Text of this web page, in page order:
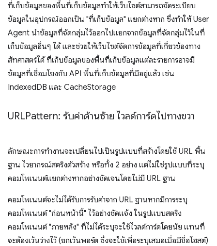
ที่เก็บข้อมูลของพื้นที่เก็บข้อมูลทำให้เว็บไซต์สามารถจัดระเบียบ
ข้อมูลในอุปกรณ์ออกเป็น "ที่เก็บข้อมูล" แยกต่างหาก ซึ่งทำให้ User
Agent นำข้อมูลที่จัดกลุ่มไว้ออกไปแยกจากข้อมูลที่จัดกลุ่มไว้ในที่
เก็บข้อมูลอื่นๆ ได้ และช่วยให้เว็บไซต์จัดการข้อมูลที่เกี่ยวข้องทาง
สัทศาสตร์ได้ ที่เก็บข้อมูลของพื้นที่เก็บข้อมูลแต่ละรายการอาจมี
ข้อมูลที่เชื่อมโยงกับ API พื้นที่เก็บข้อมูลที่มีอยู่แล้ว เช่น
IndexedDB และ CacheStorage
URLPattern: รับค่าด้านซ้าย ไวลด์การ์ดไปทางขวา
ลักษณะการทำงานจะเปลี่ยนไปเป็นรูปแบบที่สร้างโดยใช้ URL พื้น
ฐาน ไวยากรณ์สตริงตัวสร้าง หรือทั้ง 2 อย่าง แต่ไม่ใช่รูปแบบที่ระบุ
คอมโพเนนต์แยกต่างหากอย่างชัดเจนโดยไม่มี URL ฐาน
คอมโพเนนต์จะไม่ได้รับการรับค่าจาก URL ฐานหากมีการระบุ
คอมโพเนนต์ "ก่อนหน้านี้" ไว้อย่างชัดแจ้ง ในรูปแบบสตริง
คอมโพเนนต์ "ภายหลัง" ที่ไม่ได้ระบุจะใช้ไวลด์การ์ดโดยนัย แทนที่
จะต้องเว้นว่างไว้ (ยกเว้นพอร์ต ซึ่งจะใช้เพื่อระบุเสมอเมื่อมีชื่อโฮสต์)